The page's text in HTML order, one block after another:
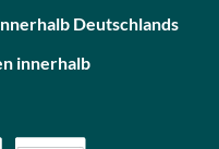
Deutschlands
innerhalb